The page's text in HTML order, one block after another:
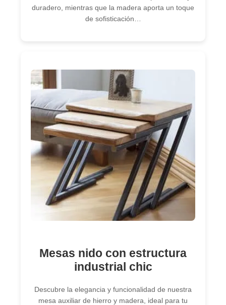
duradero, mientras que la madera aporta un toque
de sofisticación…
Mesas nido con estructura
industrial chic
Descubre la elegancia y funcionalidad de nuestra
mesa auxiliar de hierro y madera, ideal para tu